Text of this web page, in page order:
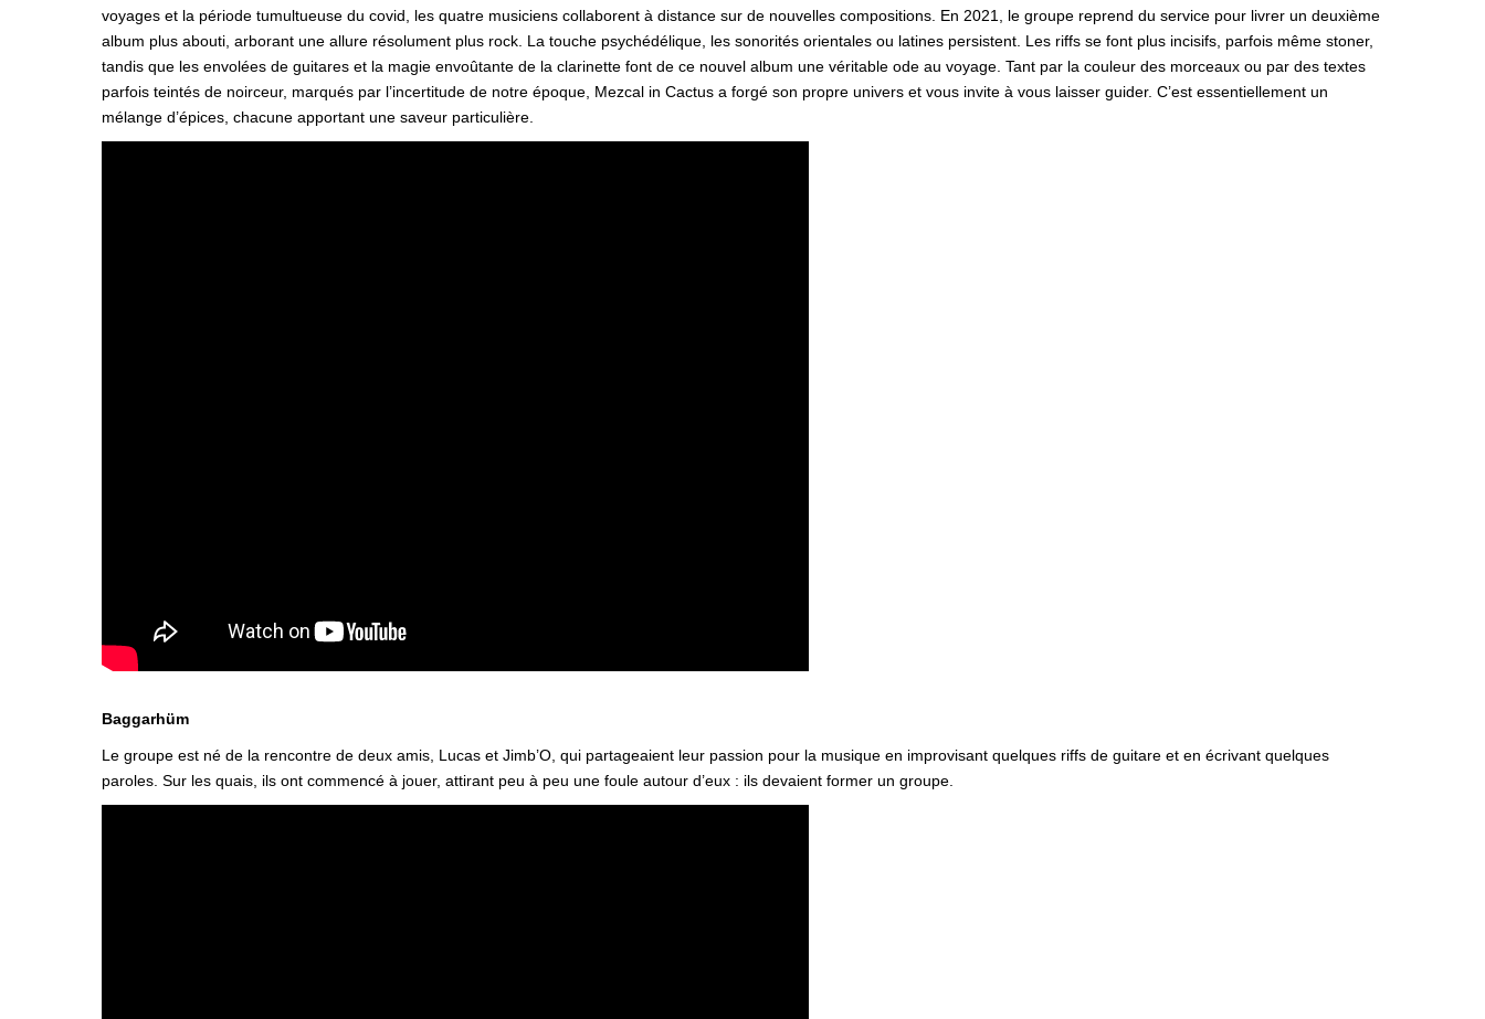
voyages et la période tumultueuse du covid, les quatre musiciens collaborent à distance sur de nouvelles compositions. En 2021, le groupe reprend du service pour livrer un deuxième
album plus abouti, arborant une allure résolument plus rock. La touche psychédélique, les sonorités orientales ou latines persistent. Les riffs se font plus incisifs, parfois même stoner,
tandis que les envolées de guitares et la magie envoûtante de la clarinette font de ce nouvel album une véritable ode au voyage. Tant par la couleur des morceaux ou par des textes
parfois teintés de noirceur, marqués par l’incertitude de notre époque, Mezcal in Cactus a forgé son propre univers et vous invite à vous laisser guider. C’est essentiellement un
mélange d’épices, chacune apportant une saveur particulière.
Baggarhüm
Le groupe est né de la rencontre de deux amis, Lucas et Jimb’O, qui partageaient leur passion pour la musique en improvisant quelques riffs de guitare et en écrivant quelques
paroles. Sur les quais, ils ont commencé à jouer, attirant peu à peu une foule autour d’eux : ils devaient former un groupe.